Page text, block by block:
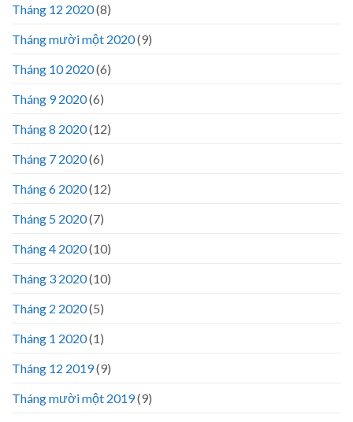
Tháng 12 2020(8)
Tháng mười một 2020(9)
Tháng 10 2020(6)
Tháng 9 2020(6)
Tháng 8 2020(12)
Tháng 7 2020(6)
Tháng 6 2020(12)
Tháng 5 2020(7)
Tháng 4 2020(10)
Tháng 3 2020(10)
Tháng 2 2020(5)
Tháng 1 2020(1)
Tháng 12 2019(9)
Tháng mười một 2019(9)